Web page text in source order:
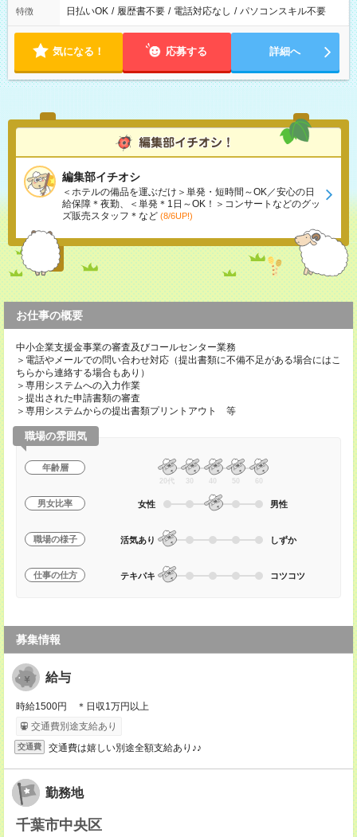
特徴 日払いOK / 履歴書不要 / 電話対応なし / パソコンスキル不要
気になる！ 応募する 詳細へ
編集部イチオシ
＜ホテルの備品を運ぶだけ＞単発・短時間～OK／安心の日
給保障＊夜勤、＜単発＊1日～OK！＞コンサートなどのグッ
ズ販売スタッフ＊など (8/6UP!)
お仕事の概要
中小企業支援金事業の審査及びコールセンター業務
＞電話やメールでの問い合わせ対応（提出書類に不備不足がある場合にはこ
ちらから連絡する場合もあり）
＞専用システムへの入力作業
＞提出された申請書類の審査
＞専用システムからの提出書類プリントアウト 等
職場の雰囲気
年齢層
20代 30 40 50 60
男女比率 女性 男性
職場の様子 活気あり しずか
仕事の仕方 テキパキ コツコツ
募集情報
給与
時給1500円 ＊日収1万円以上
交通費別途支給あり
交通費 交通費は嬉しい別途全額支給あり♪♪
勤務地
千葉市中央区